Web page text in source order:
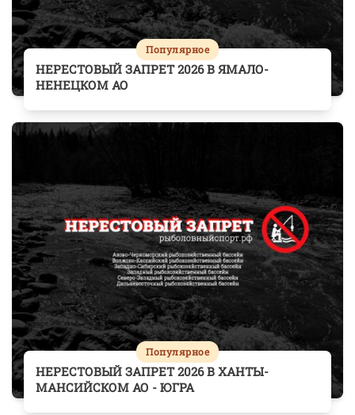
Популярное
НЕРЕСТОВЫЙ ЗАПРЕТ 2026 В ЯМАЛО-
НЕНЕЦКОМ АО
Популярное
НЕРЕСТОВЫЙ ЗАПРЕТ 2026 В ХАНТЫ-
МАНСИЙСКОМ АО - ЮГРА